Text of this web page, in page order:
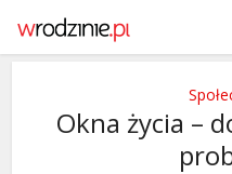
Okna życia –